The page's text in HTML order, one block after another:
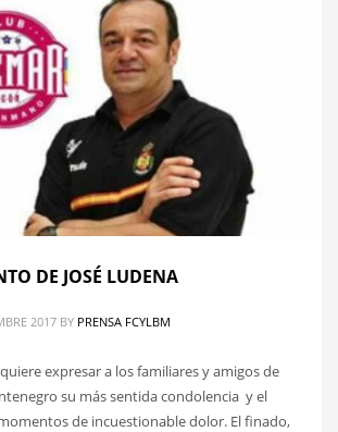
DE JOSÉ LUDENA
2017 BY PRENSA FCYLBM
expresar a los familiares y amigos de
su más sentida condolencia y el
de incuestionable dolor. El finado,